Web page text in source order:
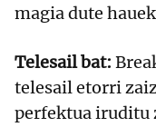
magia dute
Telesail bat:
telesail etorri
perfektua iruditu